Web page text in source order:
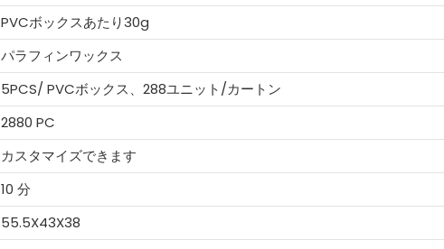
PVCボックスあたり30g
パラフィンワックス
5PCS/ PVCボックス、288ユニット/カートン
2880 PC
カスタマイズできます
10 分
55.5X43X38